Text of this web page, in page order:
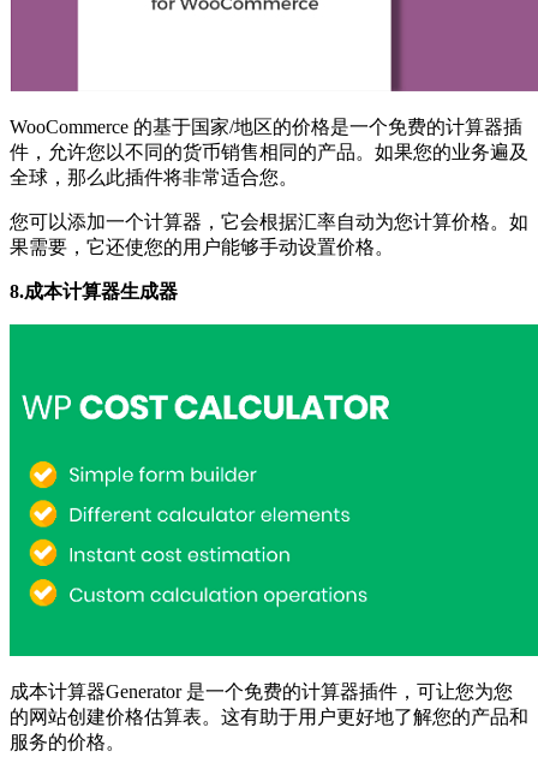
WooCommerce 的基于国家/地区的价格是一个免费的计算器插
件，允许您以不同的货币销售相同的产品。如果您的业务遍及
全球，那么此插件将非常适合您。
您可以添加一个计算器，它会根据汇率自动为您计算价格。如
果需要，它还使您的用户能够手动设置价格。
8.成本计算器生成器
成本计算器Generator 是一个免费的计算器插件，可让您为您
的网站创建价格估算表。这有助于用户更好地了解您的产品和
服务的价格。